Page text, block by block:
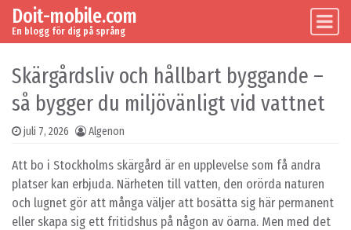
Skip to content
Main Navigation
Doit-mobile.com
En blogg för dig på språng
Skärgårdsliv och hållbart byggande –
så bygger du miljövänligt vid vattnet
juli 7, 2026 Algenon
Att bo i Stockholms skärgård är en upplevelse som få andra
platser kan erbjuda. Närheten till vatten, den orörda naturen
och lugnet gör att många väljer att bosätta sig här permanent
eller skapa sig ett fritidshus på någon av öarna. Men med det